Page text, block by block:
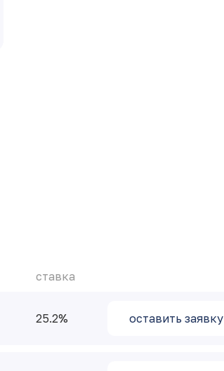
ставка
25.2 оставить заявку